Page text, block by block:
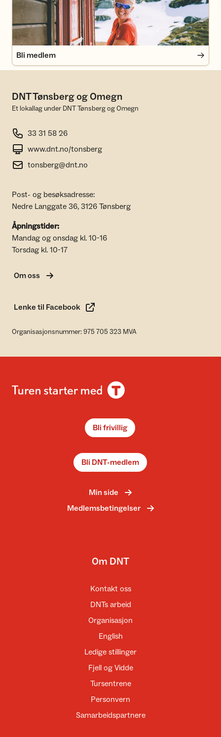
Bli medlem
DNT Tønsberg og Omegn
Et lokallag under DNT Tønsberg og Omegn
33 31 58 26
www.dnt.no/tonsberg
tonsberg@dnt.no
Post- og besøksadresse:
Nedre Langgate 36, 3126 Tønsberg
Åpningstider:
Mandag og onsdag kl. 10-16
Torsdag kl. 10-17
Om oss
Lenke til Facebook
Organisasjonsnummer: 975 705 323 MVA
Bli frivillig
Bli DNT-medlem
Min side
Medlemsbetingelser
Om DNT
Kontakt oss
DNTs arbeid
Organisasjon
English
Ledige stillinger
Fjell og Vidde
Tursentrene
Personvern
Samarbeidspartnere